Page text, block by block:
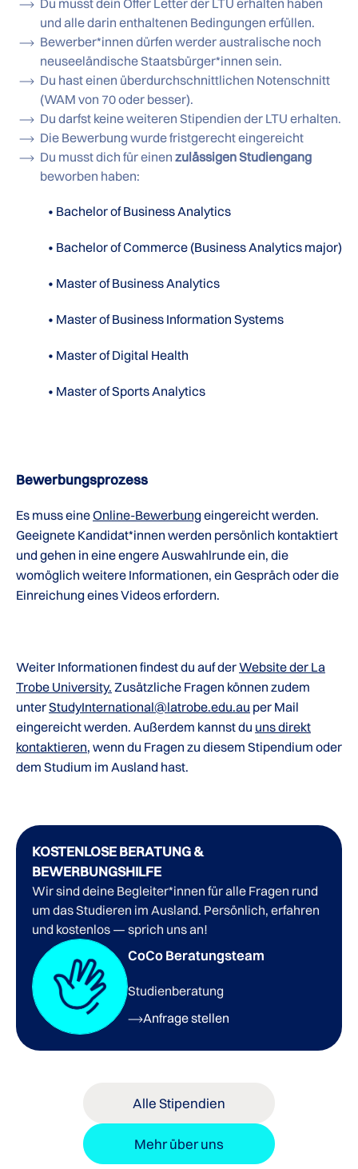
Du musst dein Offer Letter der LTU erhalten haben
und alle darin enthaltenen Bedingungen erfüllen.
Bewerber*innen dürfen werder australische noch
neuseeländische Staatsbürger*innen sein.
Du hast einen überdurchschnittlichen Notenschnitt
(WAM von 70 oder besser).
Du darfst keine weiteren Stipendien der LTU erhalten.
Die Bewerbung wurde fristgerecht eingereicht
Du musst dich für einen zulässigen Studiengang
beworben haben:
• Bachelor of Business Analytics
• Bachelor of Commerce (Business Analytics major)
• Master of Business Analytics
• Master of Business Information Systems
• Master of Digital Health
• Master of Sports Analytics
Bewerbungsprozess
Es muss eineOnline-Bewerbung eingereicht werden.
Geeignete Kandidat*innen werden persönlich kontaktiert
und gehen in eine engere Auswahlrunde ein, die
womöglich weitere Informationen, ein Gespräch oder die
Einreichung eines Videos erfordern.
Weiter Informationen findest du auf derWebsite der La
Trobe University. Zusätzliche Fragen können zudem
unterStudyInternational@latrobe.edu.au per Mail
eingereicht werden. Außerdem kannst du uns direkt
kontaktieren, wenn du Fragen zu diesem Stipendium oder
dem Studium im Ausland hast.
KOSTENLOSE BERATUNG &
BEWERBUNGSHILFE
Wir sind deine Begleiter*innen für alle Fragen rund
um das Studieren im Ausland. Persönlich, erfahren
und kostenlos — sprich uns an!
CoCo Beratungsteam
Studienberatung
Anfrage stellen
Alle Stipendien
Mehr über uns